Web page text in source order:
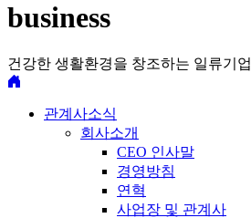
business
건강한 생활환경을 창조하는 일류기업
관계사소식
회사소개
CEO 인사말
경영방침
연혁
사업장 및 관계사